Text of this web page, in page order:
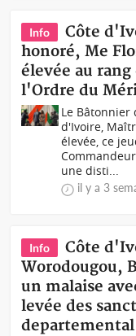
Info
Côte
honoré, Me
élevée au
l'Ordre du
Le Bâtonnier
d'Ivoire,
élevée, ce
une disti...
il y a 3
Info
Côte
Worodougou,
un malaise
levée des
departemental